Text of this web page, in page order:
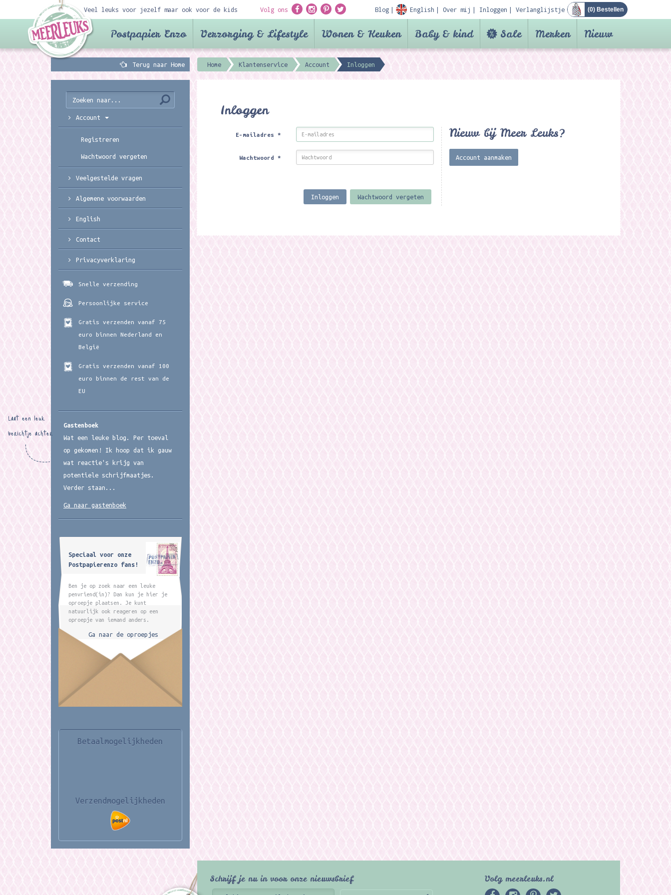
Veel leuks voor jezelf maar ook voor de kids Volg ons Blog English Over mij Inloggen Verlanglijstje (0) Bestellen
Postpapier Enzo Verzorging & Lifestyle Wonen & Keuken Baby & kind Sale Merken Nieuw
Terug naar Home Home Klantenservice Account Inloggen
Inloggen
E-mailadres*
Wachtwoord*
Inloggen Wachtwoord vergeten
Nieuw bij Meer Leuks?
Account aanmaken
Account
Registreren
Wachtwoord vergeten
Veelgestelde vragen
Algemene voorwaarden
English
Contact
Privacyverklaring
Snelle verzending
Persoonlijke service
Gratis verzenden vanaf 75
euro binnen Nederland en
België
Gratis verzenden vanaf 100
euro binnen de rest van de
EU
Gastenboek
Wat een leuke blog. Per toeval
op gekomen! Ik hoop dat ik gauw
wat reactie's krijg van
potentiele schrijfmaatjes.
Verder staan...
Laat een leuk
berichtje achter
Ga naar gastenboek
Speciaal voor onze
Postpapierenzo fans!
Ben je op zoek naar een leuke
penvriend(in)? Dan kun je hier je
oproepje plaatsen. Je kunt
natuurlijk ook reageren op een
oproepje van iemand anders.
Ga naar de oproepjes
Betaalmogelijkheden
Verzendmogelijkheden
Schrijf je nu in voor onze nieuwsbrief Volg meerleuks.nl